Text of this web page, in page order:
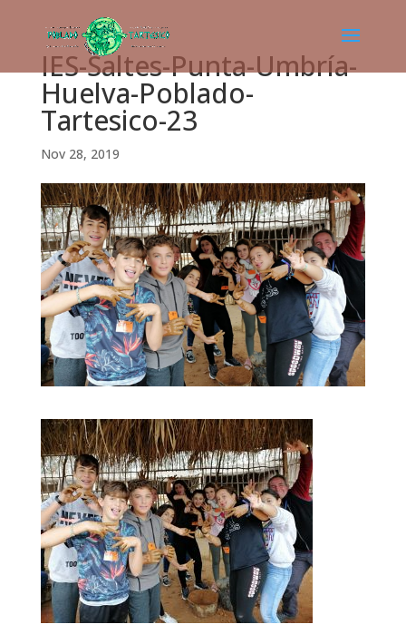
IES-Saltes-Punta-Umbría-
Huelva-Poblado-
Tartesico-23
Nov 28, 2019